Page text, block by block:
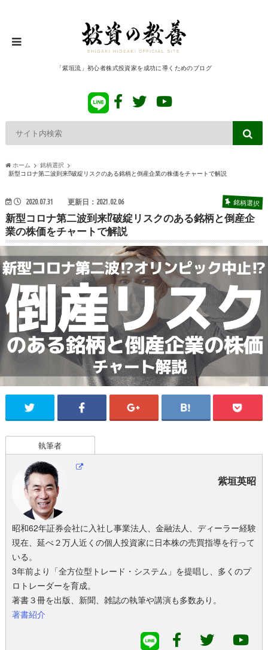
「紫垣流」初心者株式投資家を成功に導くためのブログ
ホーム
銘柄選択
新型コロナ第二波到来⁉破綻リスクのある銘柄と倒産企業の株価をチャートで解説
2020.07.31 更新日：2021.02.06 銘柄選択
新型コロナ第二波到来⁉破綻リスクのある銘柄と倒産企
業の株価をチャートで解説
執筆者
紫垣英昭
昭和62年証券会社に入社し事業法人、金融法人、ディーラー経験
現在、延べ２万人近くの個人投資家に日本株の売買指導を行って
いる。
3年前より「全方位型トレード・システム」を提唱し、多くのプ
ロトレーダーを育成。
著書３冊を出版、新聞、雑誌の執筆や講演も多数あり。
著書紹介